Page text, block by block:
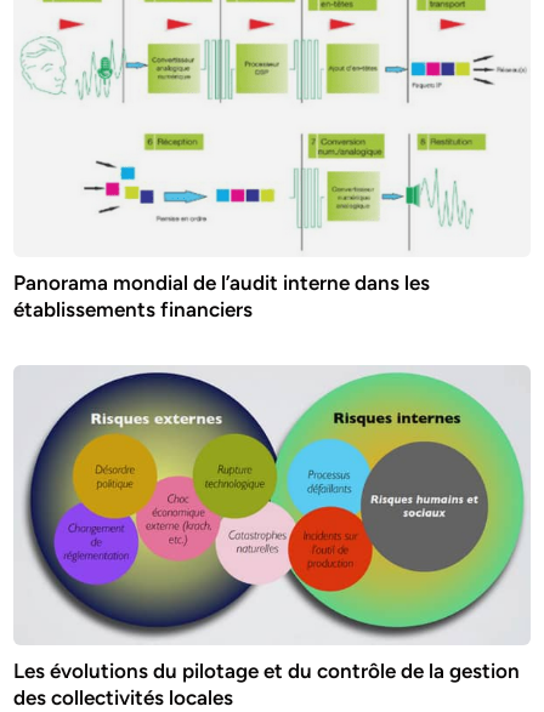
Panorama mondial de l’audit interne dans les
établissements financiers
Les évolutions du pilotage et du contrôle de la gestion
des collectivités locales